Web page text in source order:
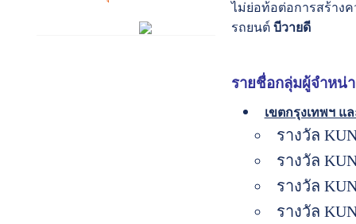
ไม่ย่อท้อต่อการสร้างค
รถยนต์ บีวายดี
รายชื่อกลุ่มผู้จำหน่
เขตกรุงเทพฯ
รางวัล
รางวัล
รางวัล
รางวัล